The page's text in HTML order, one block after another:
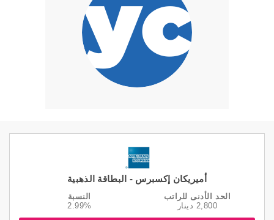
أميريكان إكسبرس - البطاقة الذهبية
الحد الأدنى للراتب
2,800 دينار
النسبة
2.99%